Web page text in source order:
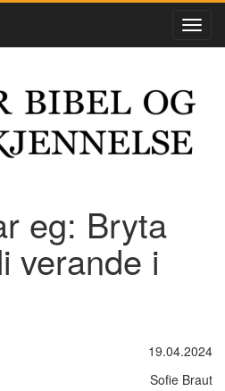
eg: Bryta
verande i
19.04.2024
Sofie Braut